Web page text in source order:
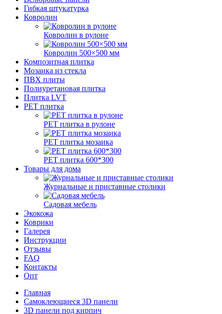
Гибкая штукатурка
Ковролин
Ковролин в рулоне
Ковролин 500×500 мм
Композитная плитка
Мозаика из стекла
ПВХ плиты
Полиуретановая плитка
Плитка LVT
РЕТ плитка
РЕТ плитка в рулоне
РЕТ плитка мозаика
РЕТ плитка 600*300
Товары для дома
Журнальные и приставные столики
Садовая мебель
Экокожа
Коврики
Галерея
Инструкции
Отзывы
FAQ
Контакты
Опт
Главная
Самоклеющиеся 3D панели
3D панели под кирпич